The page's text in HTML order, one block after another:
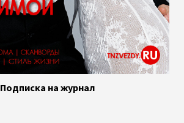
Подписка на журнал